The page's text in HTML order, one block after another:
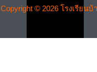
Copyright © 2026 โรงเรียน